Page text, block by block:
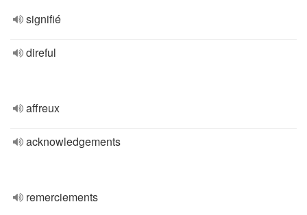
signifié
direful
affreux
acknowledgements
remerciements